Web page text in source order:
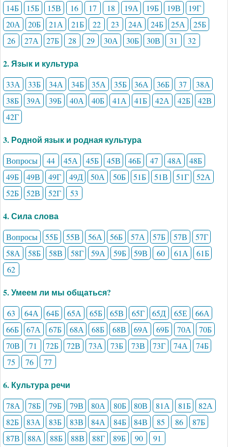
14Б
15Б 15В 16 17 18 19А 19Б 19В
19Г
20А
20Б 21А 21Б 22 23 24А 24Б 25А
25Б
26
27А 27Б 28 29 30А 30Б 30В 31 32
2. Язык и культура
33А 33Б 34А 34Б 35А 35Б 36А 36Б 37
38А
38Б
39А 39Б 40А 40Б 41А 41Б 42А 42Б
42В
42Г
3. Родной язык и родная культура
Вопросы 44 45А 45Б 45В 46Б 47 48А
48Б
49Б
49В 49Г 49Д 50А 50Б 51Б 51В 51Г
52А
52Б
52В 52Г 53
4. Сила слова
Вопросы 55Б 55В 56А 56Б 57А 57Б 57В
57Г
58А
58Б 58В 58Г 59А 59Б 59В 60 61А
61Б
62
5. Умеем ли мы общаться?
63 64А 64Б 65А 65Б 65В 65Г 65Д 65Е
66А
66Б
67А 67Б 68А 68Б 68В 69А 69Б 70А
70Б
70В
71 72Б 72В 73А 73Б 73В 73Г 74А
74Б
75
76 77
6. Культура речи
78А 78Б 79Б 79В 80А 80Б 80В 81А 81Б
82А
82Б
83А 83Б 83В 84А 84Б 84В 85 86
87Б
87В
88А 88Б 88В 88Г 89Б 90 91